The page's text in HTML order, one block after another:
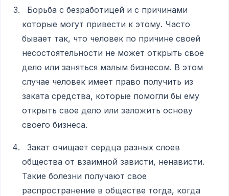
Борьба с безработицей и с причинами
которые могут привести к этому. Часто
бывает так, что человек по причине своей
несостоятельности не может открыть свое
дело или заняться малым бизнесом. В этом
случае человек имеет право получить из
заката средства, которые помогли бы ему
открыть свое дело или заложить основу
своего бизнеса.
Закат очищает сердца разных слоев
общества от взаимной зависти, ненависти.
Такие болезни получают свое
распространение в обществе тогда, когда